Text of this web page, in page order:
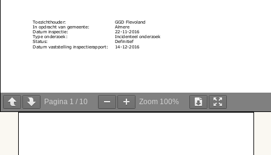
Pagina 1 / 10 Zoom 100%